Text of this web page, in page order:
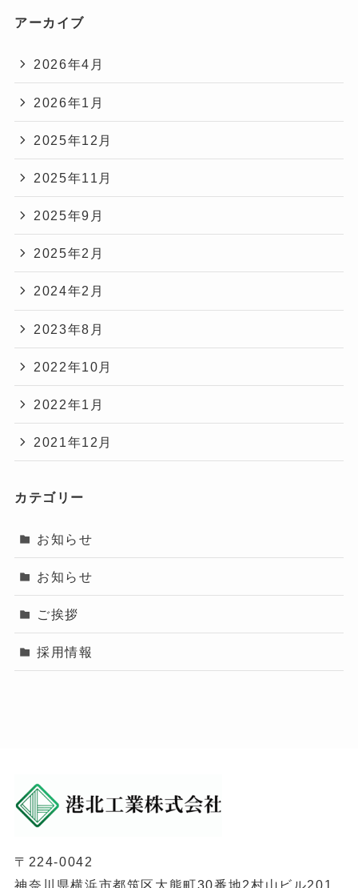
アーカイブ
2026年4月
2026年1月
2025年12月
2025年11月
2025年9月
2025年2月
2024年2月
2023年8月
2022年10月
2022年1月
2021年12月
カテゴリー
お知らせ
お知らせ
ご挨拶
採用情報
〒224-0042
神奈川県横浜市都筑区大熊町30番地2村山ビル201